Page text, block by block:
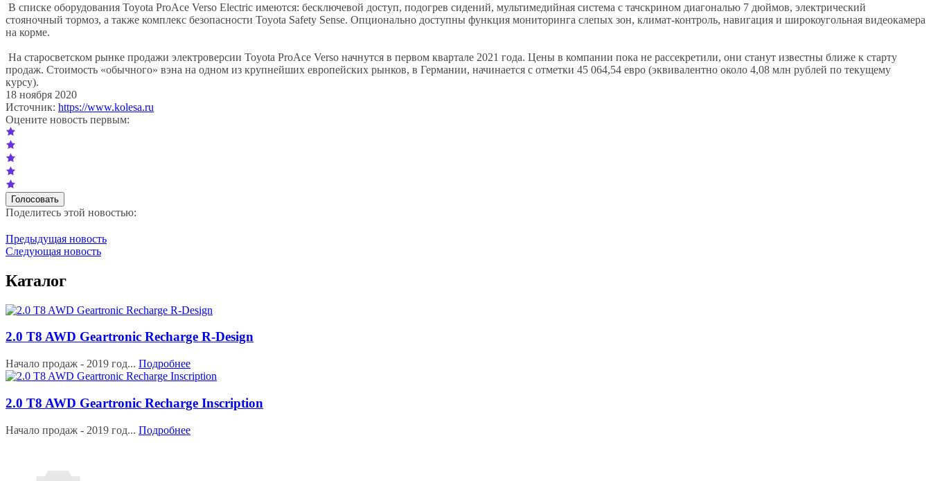
В списке оборудования Toyota ProAce Verso Electriс имеются: бесключевой доступ, подогрев сидений, мультимедийная система с тачскрином диагональю 7 дюймов, электрический
стояночный тормоз, а также комплекс безопасности Toyota Safety Sense. Опционально доступны функция мониторинга слепых зон, климат-контроль, навигация и широкоугольная видеокамера
на корме.
На старосветском рынке продажи электроверсии Toyota ProAce Verso начнутся в первом квартале 2021 года. Цены в компании пока не рассекретили, они станут известны ближе к старту
продаж. Стоимость «обычного» вэна на одном из крупнейших европейских рынков, в Германии, начинается с отметки 45 064,54 евро (эквивалентно около 4,08 млн рублей по текущему
курсу).
18 ноября 2020
Источник: https://www.kolesa.ru
Оцените новость первым:
Поделитесь этой новостью:
Предыдущая новость
Следующая новость
Каталог
2.0 T8 AWD Geartronic Recharge R-Design
Начало продаж - 2019 год... Подробнее
2.0 T8 AWD Geartronic Recharge Inscription
Начало продаж - 2019 год... Подробнее